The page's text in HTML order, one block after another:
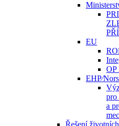
EU
OP
pro
a
Řešení